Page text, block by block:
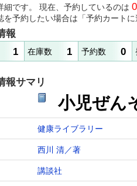
細です。 現在、予約しているのは 0
を予約したい場合は「予約カート
報
1 在庫数 1 予約数 0
報サマリ
小児ぜん
健康ライブラリー
西川 清／著
講談社